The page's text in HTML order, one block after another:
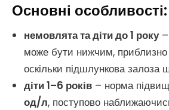
Основні особливості:
немовлята та діти до 1 року–
може бути нижчим, приблизно
оскільки підшлункова
діти 1–6 років – норма
од/л, поступово